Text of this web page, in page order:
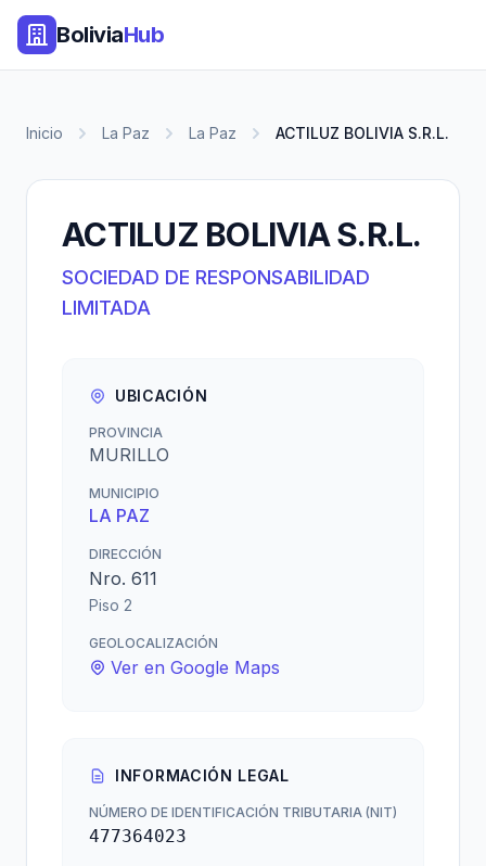
BoliviaHub
Inicio La Paz La Paz ACTILUZ BOLIVIA S.R.L.
ACTILUZ BOLIVIA S.R.L.
SOCIEDAD DE RESPONSABILIDAD
LIMITADA
UBICACIÓN
PROVINCIA
MURILLO
MUNICIPIO
LA PAZ
DIRECCIÓN
Nro. 611
Piso 2
GEOLOCALIZACIÓN
Ver en Google Maps
INFORMACIÓN LEGAL
NÚMERO DE IDENTIFICACIÓN TRIBUTARIA (NIT)
477364023